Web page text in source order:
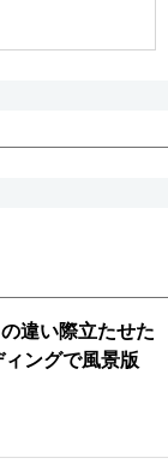
違い際立たせた
ングで風景版